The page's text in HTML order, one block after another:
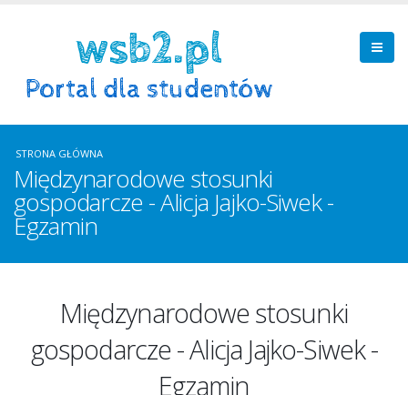
STRONA GŁÓWNA
Międzynarodowe stosunki
gospodarcze - Alicja Jajko-Siwek -
Egzamin
Międzynarodowe stosunki
gospodarcze - Alicja Jajko-Siwek -
Egzamin